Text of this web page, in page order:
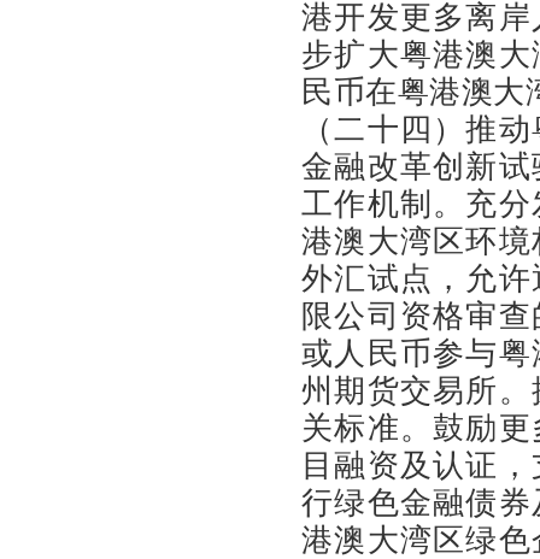
港开发更多离
步扩大粤港澳
民币在粤港澳大
（二十四）推
金融改革创新
工作机制。充
港澳大湾区环
外汇试点，允
限公司资格审
或人民币参与
州期货交易所
关标准。鼓励
目融资及认证
行绿色金融债
港澳大湾区绿